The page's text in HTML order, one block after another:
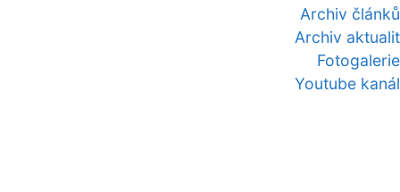
Archiv článků
Archiv aktualit
Fotogalerie
Youtube kanál